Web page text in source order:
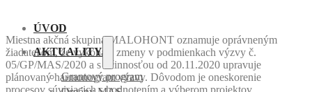
ÚVOD
AKTUALITY
Grantový program
Miestna akčná skupina MALOHONT oznamuje oprávneným
žiadateľom, že vykonala zmeny v podmienkach výzvy č.
05/GP/MAS/2020 a s účinnosťou od 20.11.2020 upravuje
plánovaný harmonogram výzvy. Dôvodom je oneskorenie
procesov súvisiacich s hodnotením a výberom projektov